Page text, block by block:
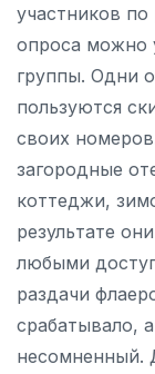
участников по
опроса можно
группы. Одни
пользуются
своих
загородные
коттеджи,
результате
любыми
раздачи
срабатывало,
несомненный.